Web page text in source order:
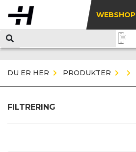
WEBSHOP
DU ER HER PRODUKTER
FILTRERING